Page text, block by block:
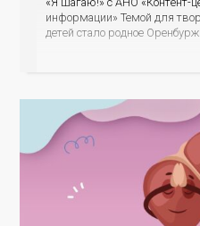
информации» Темой для
детей стало родное